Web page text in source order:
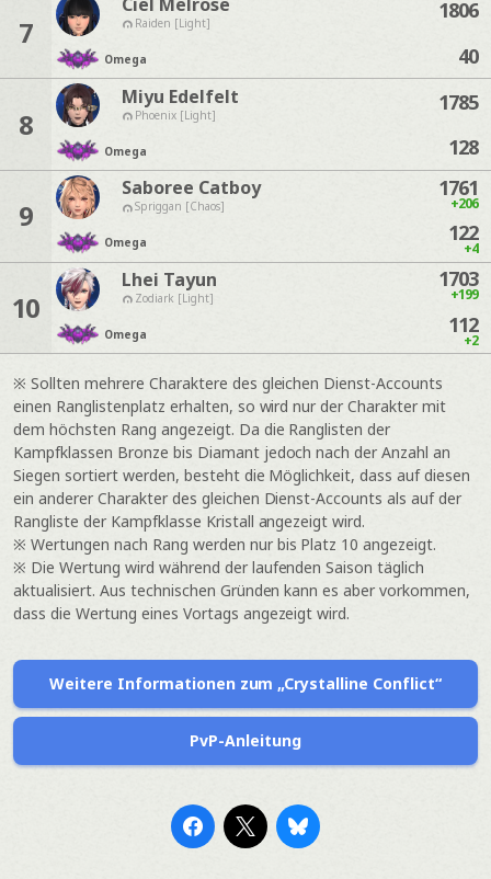
7 Raiden [Light]
Omega
1806
40
8
Miyu Edelfelt
Phoenix [Light]
Omega
1785
128
9
Saboree Catboy
Spriggan [Chaos]
Omega
1761
+206
122
+4
10
Lhei Tayun
Zodiark [Light]
Omega
1703
+199
112
+2
※ Sollten mehrere Charaktere des gleichen Dienst-Accounts
einen Ranglistenplatz erhalten, so wird nur der Charakter mit
dem höchsten Rang angezeigt. Da die Ranglisten der
Kampfklassen Bronze bis Diamant jedoch nach der Anzahl an
Siegen sortiert werden, besteht die Möglichkeit, dass auf diesen
ein anderer Charakter des gleichen Dienst-Accounts als auf der
Rangliste der Kampfklasse Kristall angezeigt wird.
※ Wertungen nach Rang werden nur bis Platz 10 angezeigt.
※ Die Wertung wird während der laufenden Saison täglich
aktualisiert. Aus technischen Gründen kann es aber vorkommen,
dass die Wertung eines Vortags angezeigt wird.
Weitere Informationen zum „Crystalline Conflict“
PvP-Anleitung